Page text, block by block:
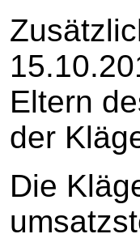
Eltern
der
Die